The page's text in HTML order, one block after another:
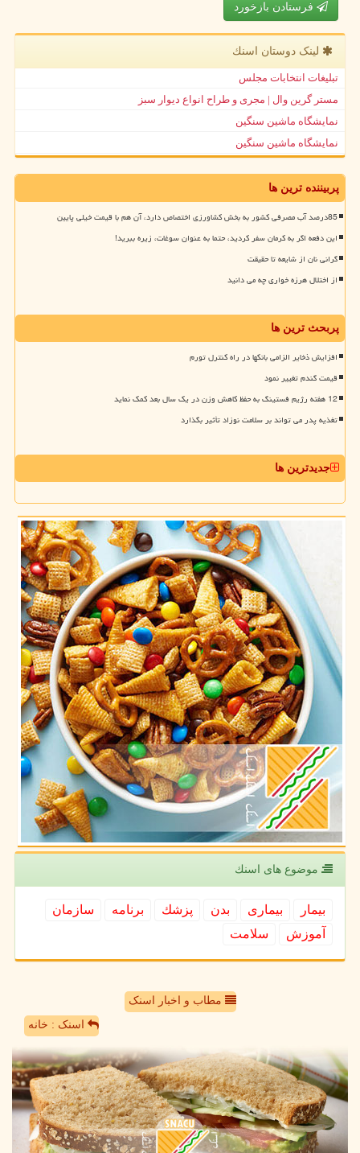
فرستادن بازخورد
لینک دوستان اسنك
تبلیغات انتخابات مجلس
مستر گرین وال | مجری و طراح انواع دیوار سبز
نمایشگاه ماشین سنگین
نمایشگاه ماشین سنگین
پربیننده ترین ها
85درصد آب مصرفی کشور به بخش کشاورزی اختصاص دارد، آن هم با قیمت خیلی پایین
این دفعه اگر به کرمان سفر کردید، حتما به عنوان سوغات، زیره ببرید!
گرانی نان از شایعه تا حقیقت
از اختلال هرزه خواری چه می دانید
پربحث ترین ها
افزایش ذخایر الزامی بانکها در راه کنترل تورم
قیمت گندم تغییر نمود
12 هفته رژیم فستینگ به حفظ کاهش وزن در یک سال بعد کمک نماید
تغذیه پدر می تواند بر سلامت نوزاد تأثیر بگذارد
جدیدترین ها
موضوع های اسنك
بیمار بیماری بدن پزشك برنامه
سازمان
آموزش
سلامت
مطاب و اخبار اسنک
اسنک : خانه